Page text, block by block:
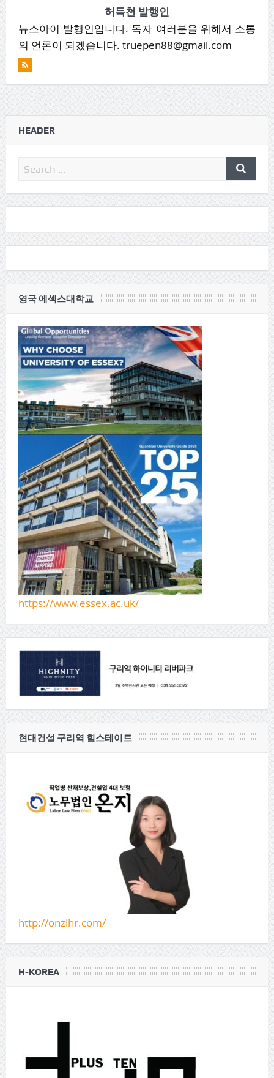
허득천 발행인
뉴스아이 발행인입니다. 독자 여러분을 위해서 소통
의 언론이 되겠습니다. truepen88@gmail.com
HEADER
영국 에섹스대학교
https://www.essex.ac.uk/
현대건설 구리역 힐스테이트
http://onzihr.com/
H-KOREA